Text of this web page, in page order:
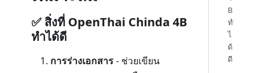
✅ สิ่งที่ OpenThai Chinda 4B
ทำได้ดี
การร่างเอกสาร- ช่วยเขียน
B
ทำ
ไ
ด้
ดี